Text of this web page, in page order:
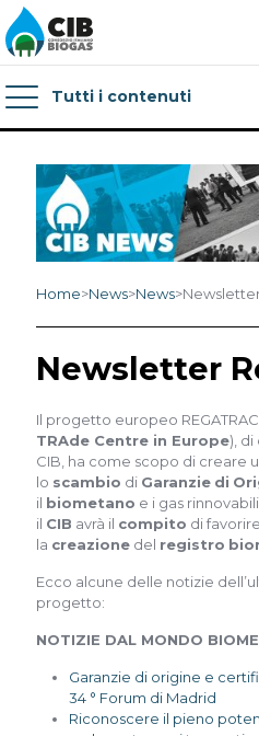
Tutti i contenuti
Home>News>News>
Newsletter
Il progetto europeo
TRAde Centre in Europe), di
CIB, ha come scopo di creare
lo scambio di Garanzie di
il biometano e i gas
il CIB avrà il compito di favorire
la creazione del registro
Ecco alcune delle notizie
progetto:
NOTIZIE DAL MONDO
Garanzie di origine e
34 ° Forum di Madrid
Riconoscere il pieno